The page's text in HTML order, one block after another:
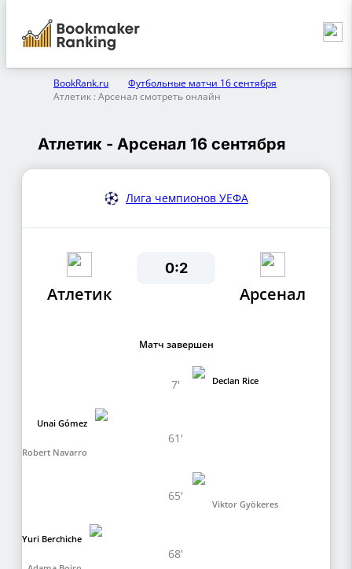
BookRank.ru
Футбольные матчи 16 сентября
Атлетик : Арсенал смотреть онлайн
Атлетик - Арсенал 16 сентября
Лига чемпионов УЕФА
Атлетик
0:2
Арсенал
Матч завершен
7' Declan Rice
Robert Navarro
Unai Gómez
61'
65'
Viktor Gyökeres
Yuri Berchiche
68'